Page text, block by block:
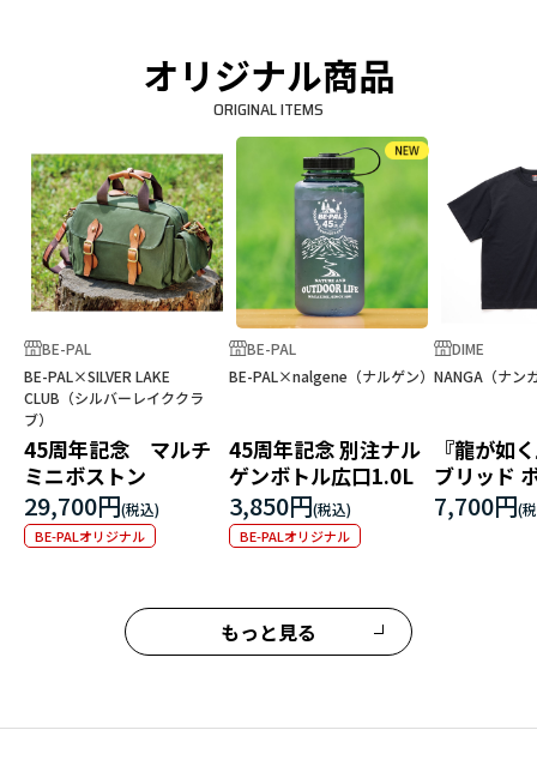
オリジナル商品
ORIGINAL ITEMS
BE-PAL
BE-PAL×SILVER LAKE
CLUB（シルバーレイククラ
ブ）
45周年記念 マルチ
ミニボストン
29,700円
BE-PALオリジナル
BE-PAL
BE-PAL×nalgene（ナルゲン）
45周年記念 別注ナル
ゲンボトル広口1.0L
3,850円
BE-PALオリジナル
DIME
NANGA（ナン
『龍が如
ブリッド
ゴ エンブ
シャツ
7,700円
もっと見る